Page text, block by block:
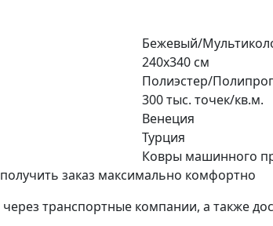
Бежевый/
240x340 см
Полиэстер/
300 тыс. точек/кв.м.
Венеция
Турция
Ковры машинного
заказ максимально комфортно
транспортные компании, а также